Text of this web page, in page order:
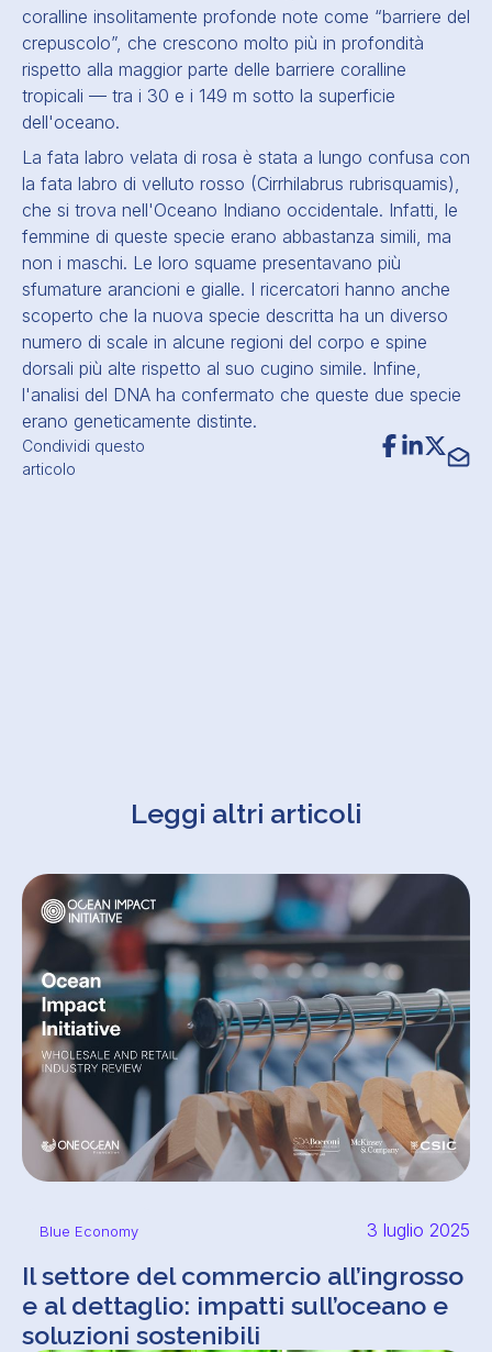
Condividi questo
articolo
coralline insolitamente profonde note come “barriere del
crepuscolo”, che crescono molto più in profondità
rispetto alla maggior parte delle barriere coralline
tropicali — tra i 30 e i 149 m sotto la superficie
dell'oceano.
La fata labro velata di rosa è stata a lungo confusa con
la fata labro di velluto rosso (Cirrhilabrus rubrisquamis),
che si trova nell'Oceano Indiano occidentale. Infatti, le
femmine di queste specie erano abbastanza simili, ma
non i maschi. Le loro squame presentavano più
sfumature arancioni e gialle. I ricercatori hanno anche
scoperto che la nuova specie descritta ha un diverso
numero di scale in alcune regioni del corpo e spine
dorsali più alte rispetto al suo cugino simile. Infine,
l'analisi del DNA ha confermato che queste due specie
erano geneticamente distinte.
Leggi altri articoli
Blue Economy 3 luglio 2025
Il settore del commercio all’ingrosso
e al dettaglio: impatti sull’oceano e
soluzioni sostenibili